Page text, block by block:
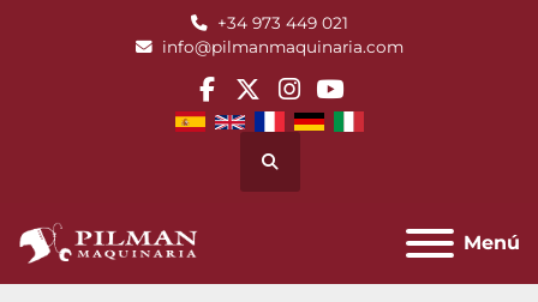
+34 973 449 021
info@pilmanmaquinaria.com
facebook
twitterinstagram
youtube
Buscar
Menú